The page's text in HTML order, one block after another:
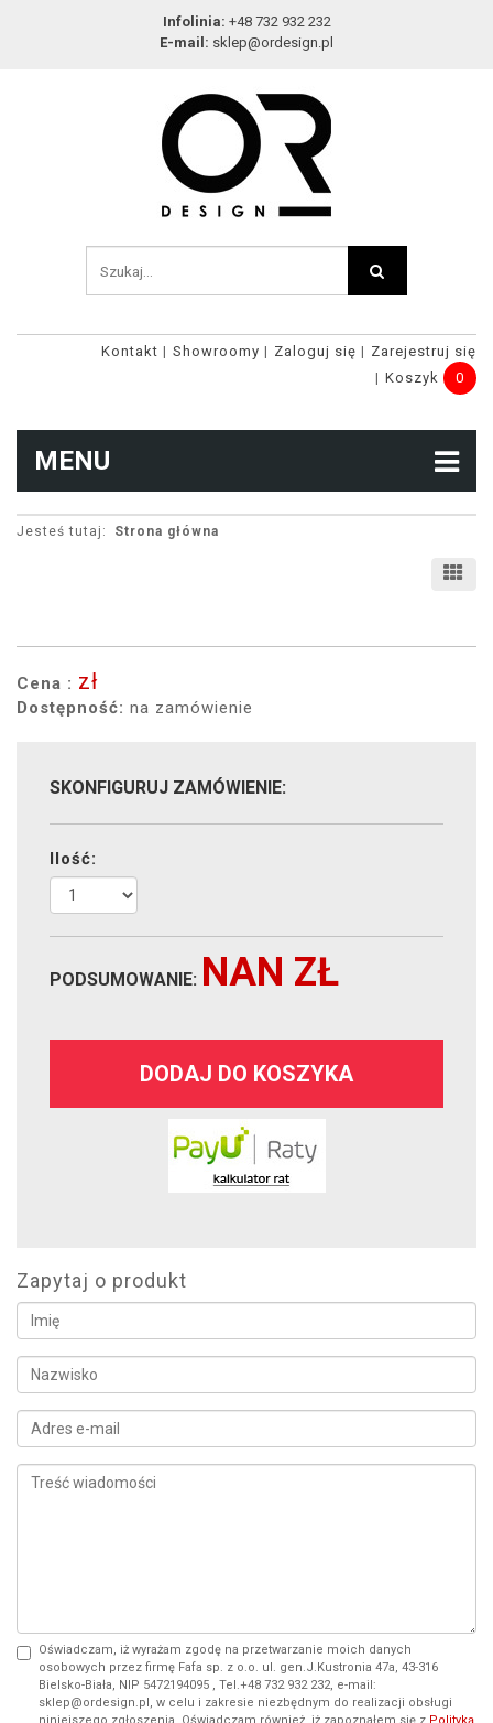
Infolinia: +48 732 932 232
E-mail: sklep@ordesign.pl
Kontakt Showroomy Zaloguj się
Zarejestruj się
Koszyk
0
MENU
Jesteś tutaj: Strona główna
Cena : zł
Dostępność: na zamówienie
SKONFIGURUJ ZAMÓWIENIE:
Ilość:
PODSUMOWANIE: NAN ZŁ
DODAJ DO KOSZYKA
Zapytaj o produkt
Oświadczam, iż wyrażam zgodę na przetwarzanie moich danych
osobowych przez firmę Fafa sp. z o.o. ul. gen.J.Kustronia 47a, 43-316
Bielsko-Biała, NIP 5472194095 , Tel.+48 732 932 232, e-mail:
sklep@ordesign.pl, w celu i zakresie niezbędnym do realizacji obsługi